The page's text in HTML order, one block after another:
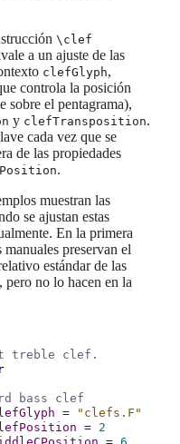
\clef
a un ajuste de las
clefGlyph,
controla la posición
sobre el pentagrama),
y clefTransposition.
cada vez que se
de las propiedades
.
muestran las
se ajustan estas
En la primera
preservan el
estándar de las
pero no lo hacen en la
treble clef.
bass clef
=
"clefs.F"
= 2